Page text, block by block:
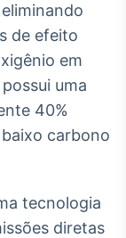
de efeito
em
uma
40%
carbono
tecnologia
diretas